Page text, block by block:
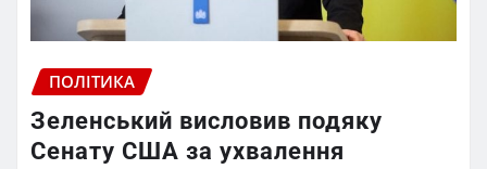
ПОЛІТИКА
Зеленський висловив подяку
Сенату США за ухвалення